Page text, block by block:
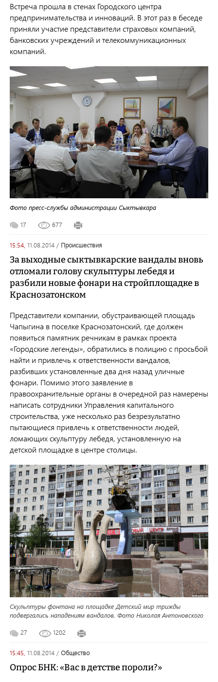
Встреча прошла в стенах Городского центра
предпринимательства и инноваций. В этот раз в беседе
приняли участие представители страховых компаний,
банковских учреждений и телекоммуникационных
компаний.
Фото пресс-службы администрации Сыктывкара
17 677
15:54, 11.08.2014 / происшествия
За выходные сыктывкарские вандалы вновь
отломали голову скульптуры лебедя и
разбили новые фонари на стройплощадке в
Краснозатонском
Представители компании, обустраивающей площадь
Чапыгина в поселке Краснозатонский, где должен
появиться памятник речникам в рамках проекта
«Городские легенды», обратились в полицию с просьбой
найти и привлечь к ответственности вандалов,
разбивших установленные два дня назад уличные
фонари. Помимо этого заявление в
правоохранительные органы в очередной раз намерены
написать сотрудники Управления капитального
строительства, уже несколько раз безрезультатно
пытающиеся привлечь к ответственности людей,
ломающих скульптуру лебедя, установленную на
детской площадке в центре столицы.
Скульптуры фонтана на площадке Детский мир трижды
подвергались нападениям вандалов. Фото Николая Антоновского
27 1202
15:45, 11.08.2014 / общество
Опрос БНК: «Вас в детстве пороли?»